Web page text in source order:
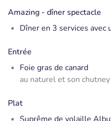
Amazing - dîner spectacle
Dîner en 3 services avec
Entrée
Foie gras de canard
au naturel et son
Plat